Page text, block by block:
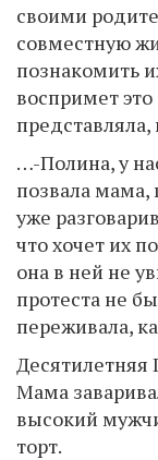
своими
совместную
познакомить
воспримет
…-Полина, у
позвала мама,
уже
что хочет их
она в ней не
протеста не
переживала,
Мама
высокий
торт.